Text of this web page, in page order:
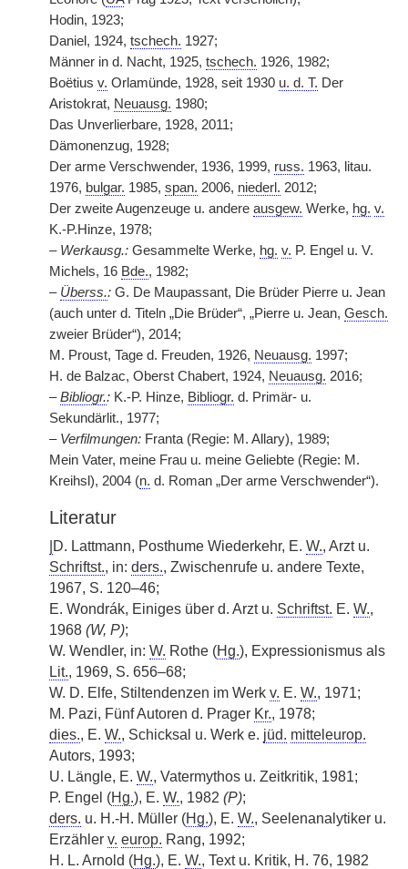
Hodin, 1923;
Daniel, 1924, tschech. 1927;
Männer in d. Nacht, 1925, tschech. 1926, 1982;
Boëtius v. Orlamünde, 1928, seit 1930 u. d. T. Der
Aristokrat, Neuausg. 1980;
Das Unverlierbare, 1928, 2011;
Dämonenzug, 1928;
Der arme Verschwender, 1936, 1999, russ. 1963, litau.
1976, bulgar. 1985, span. 2006, niederl. 2012;
Der zweite Augenzeuge u. andere ausgew. Werke, hg. v.
K.-P.Hinze, 1978;
– Werkausg.: Gesammelte Werke, hg. v. P. Engel u. V.
Michels, 16 Bde., 1982;
– Überss.: G. De Maupassant, Die Brüder Pierre u. Jean
(auch unter d. Titeln „Die Brüder“, „Pierre u. Jean, Gesch.
zweier Brüder“), 2014;
M. Proust, Tage d. Freuden, 1926, Neuausg. 1997;
H. de Balzac, Oberst Chabert, 1924, Neuausg. 2016;
–Bibliogr.: K.-P. Hinze, Bibliogr. d. Primär- u.
Sekundärlit., 1977;
– Verfilmungen: Franta (Regie: M. Allary), 1989;
Mein Vater, meine Frau u. meine Geliebte (Regie: M.
Kreihsl), 2004 (n. d. Roman „Der arme Verschwender“).
Literatur
D. Lattmann, Posthume Wiederkehr, E. W., Arzt u.
Schriftst., in: ders., Zwischenrufe u. andere Texte,
1967, S. 120–46;
E. Wondrák, Einiges über d. Arzt u. Schriftst. E. W.,
1968 (W, P);
W. Wendler, in: W. Rothe (Hg.), Expressionismus als
Lit., 1969, S. 656–68;
W. D. Elfe, Stiltendenzen im Werk v. E. W., 1971;
M. Pazi, Fünf Autoren d. Prager Kr., 1978;
dies., E. W., Schicksal u. Werk e. jüd. mitteleurop.
Autors, 1993;
U. Längle, E. W., Vatermythos u. Zeitkritik, 1981;
P. Engel (Hg.), E. W., 1982 (P);
ders. u. H.-H. Müller (Hg.), E. W., Seelenanalytiker u.
Erzähler v. europ. Rang, 1992;
H. L. Arnold (Hg.), E. W., Text u. Kritik, H. 76, 1982